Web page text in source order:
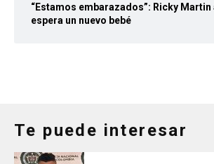
“Estamos embarazados”: Ricky
espera un nuevo bebé
Te puede interesar